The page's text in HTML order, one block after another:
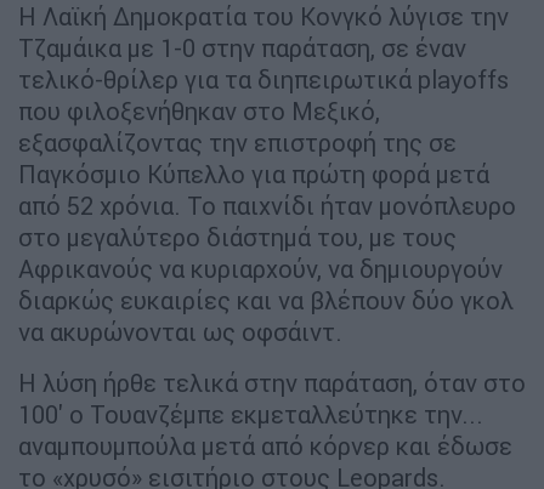
Η Λαϊκή Δημοκρατία του Κονγκό λύγισε την
Τζαμάικα με 1-0 στην παράταση, σε έναν
τελικό-θρίλερ για τα διηπειρωτικά playoffs
που φιλοξενήθηκαν στο Μεξικό,
εξασφαλίζοντας την επιστροφή της σε
Παγκόσμιο Κύπελλο για πρώτη φορά μετά
από 52 χρόνια. Το παιχνίδι ήταν μονόπλευρο
στο μεγαλύτερο διάστημά του, με τους
Αφρικανούς να κυριαρχούν, να δημιουργούν
διαρκώς ευκαιρίες και να βλέπουν δύο γκολ
να ακυρώνονται ως οφσάιντ.
Η λύση ήρθε τελικά στην παράταση, όταν στο
100' ο Τουανζέμπε εκμεταλλεύτηκε την...
αναμπουμπούλα μετά από κόρνερ και έδωσε
το «χρυσό» εισιτήριο στους Leopards.